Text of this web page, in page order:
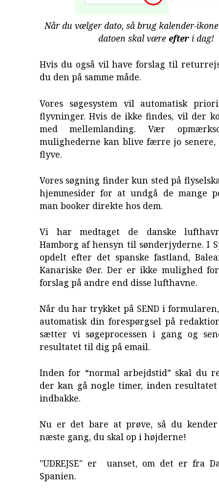
Når du vælger dato, så brug kalender-
datoen skal væreefter i dag!
Hvis du også vil have forslag til
du den på samme måde.
Vores søgesystem vil automatisk
flyvninger. Hvis de ikke findes, vil der
med mellemlanding. Vær
mulighederne kan blive færre jo senere,
flyve.
Vores søgning finder kun sted på
hjemmesider for at undgå de mange
man booker direkte hos dem.
Vi har medtaget de danske
Hamborg af hensyn til sønderjyderne. I
opdelt efter det spanske fastland,
Kanariske Øer. Der er ikke mulighed
forslag på andre end disse lufthavne.
Når du har trykket på SEND i
automatisk din forespørgsel på
sætter vi søgeprocessen i gang og
resultatet til dig på email.
Inden for “normal arbejdstid” skal du
der kan gå nogle timer, inden
indbakke.
Nu er det bare at prøve, så du
næste gang, du skal op i højderne!
"UDREJSE" er uanset, om det er fra
Spanien.